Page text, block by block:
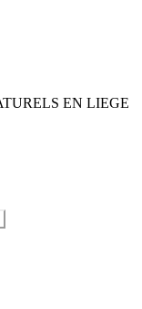
EN LIEGE